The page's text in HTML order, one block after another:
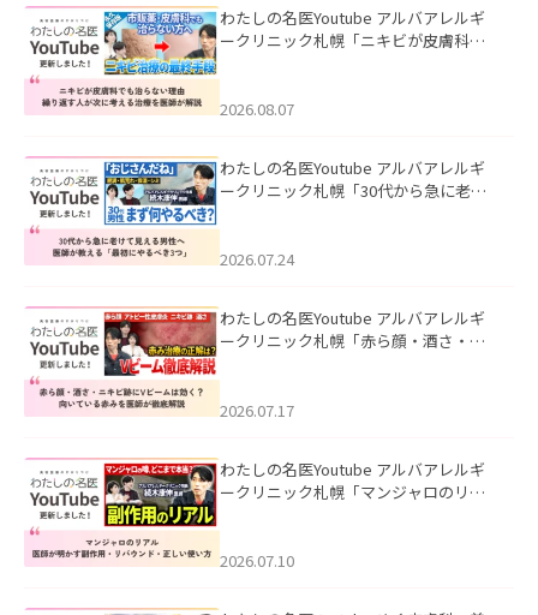
わたしの名医Youtube アルバアレルギ
ークリニック札幌「ニキビが皮膚科で
ました。
2026.08.07
わたしの名医Youtube アルバアレルギ
ークリニック札幌「30代から急に老け
た。
2026.07.24
わたしの名医Youtube アルバアレルギ
ークリニック札幌「赤ら顔・酒さ・ニ
した。
2026.07.17
わたしの名医Youtube アルバアレルギ
ークリニック札幌「マンジャロのリア
た。
2026.07.10